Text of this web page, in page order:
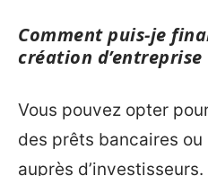
Comment puis-je
création d’entreprise
Vous pouvez opter
des prêts bancaires
auprès